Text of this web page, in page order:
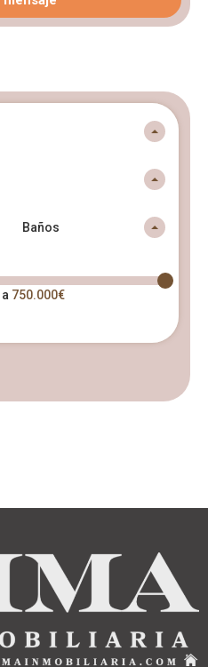
Baños
a 750.000€